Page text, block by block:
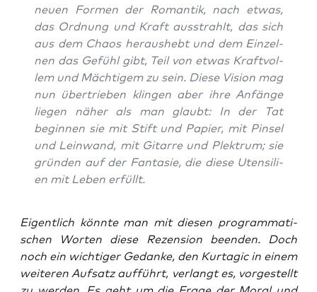
neu­en For­men der Roman­tik, nach etwas,
das Ord­nung und Kraft aus­strahlt, das sich
aus dem Cha­os her­aus­hebt und dem Ein­zel­
nen das Gefühl gibt, Teil von etwas Kraft­vol­
lem und Mäch­ti­gem zu sein. Die­se Visi­on mag
nun über­trie­ben klin­gen aber ihre Anfän­ge
lie­gen näher als man glaubt: In der Tat
begin­nen sie mit Stift und Papier, mit Pin­sel
und Lein­wand, mit Gitar­re und Plek­trum; sie
grün­den auf der Fan­ta­sie, die die­se Uten­si­li­
en mit Leben erfüllt.
Eigent­lich könn­te man mit die­sen pro­gram­ma­ti­
schen Wor­ten die­se Rezen­si­on been­den. Doch
noch ein wich­ti­ger Gedan­ke, den Kur­ta­gic in einem
wei­te­ren Auf­satz auf­führt, ver­langt es, vor­ge­stellt